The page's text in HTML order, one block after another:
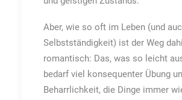
Aber, wie so oft im Leben (und
Selbstständigkeit) ist der Weg
romantisch: Das, was so leicht
bedarf viel konsequenter Übung
Beharrlichkeit, die Dinge immer